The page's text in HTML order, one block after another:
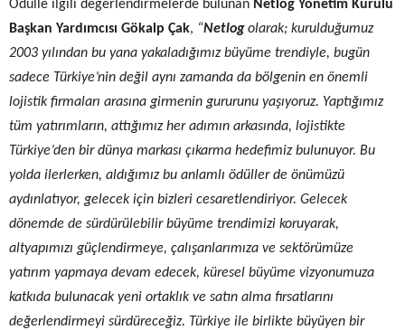
Ödülle ilgili değerlendirmelerde bulunan Netlog Yönetim Kurulu
Başkan Yardımcısı Gökalp Çak, “Netlog olarak; kurulduğumuz
2003 yılından bu yana yakaladığımız büyüme trendiyle, bugün
sadece Türkiye’nin değil aynı zamanda da bölgenin en önemli
lojistik firmaları arasına girmenin gururunu yaşıyoruz. Yaptığımız
tüm yatırımların, attığımız her adımın arkasında, lojistikte
Türkiye’den bir dünya markası çıkarma hedefimiz bulunuyor. Bu
yolda ilerlerken, aldığımız bu anlamlı ödüller de önümüzü
aydınlatıyor, gelecek için bizleri cesaretlendiriyor. Gelecek
dönemde de sürdürülebilir büyüme trendimizi koruyarak,
altyapımızı güçlendirmeye, çalışanlarımıza ve sektörümüze
yatırım yapmaya devam edecek, küresel büyüme vizyonumuza
katkıda bulunacak yeni ortaklık ve satın alma fırsatlarını
değerlendirmeyi sürdüreceğiz. Türkiye ile birlikte büyüyen bir